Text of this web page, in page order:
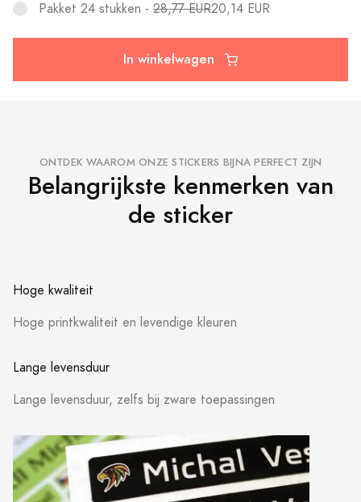
Pakket 24 stukken - 28,77 EUR20,14 EUR
In winkelwagen
ONTDEK WAAROM ONZE STICKERS BIJNA PERFECT ZIJN
Belangrijkste kenmerken van
de sticker
Hoge kwaliteit
Hoge printkwaliteit en levendige kleuren
Lange levensduur
Lange levensduur, zelfs bij zware toepassingen